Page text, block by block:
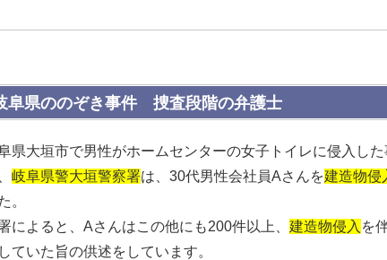
阜県ののぞき事件 捜査段階の弁護士
県大垣市で男性がホームセンターの女子トイレに侵入した
岐阜県警大垣警察署は、30代男性会社員Aさんを建造物侵
。
によると、Aさんはこの他にも200件以上、 建造物侵入 を
ていた旨の供述をしています。